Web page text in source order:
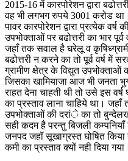
2015-16 में कारपोरेशन द्वारा
वह भी लगभग रुपये 3001 करोड
पावर कारपोरेशन द्वारा प्रत्येक वर्ष
उपभोक्ताओं पर बढोत्तरी का भार पूर्व
जहॉं तक सवाल है घरेलू व
बढोत्तरी न करने का तो पूर्व वर्ष में
ग्रामीण क्षेत्र के विद्युत उपभोक्ताओं
जिसका खामियाजा आज भी जनता
राहत देना चाहती थी तो उसे इस
का प्रस्ताव लाना चाहिये था।
उपभोक्ताओं की दरांे का तो
सही कदम है परन्तु बिजली
जनपद जहॉ सूखाग्रस्त घोषित किया
कमी का प्रस्ताव क्यों नही दिया